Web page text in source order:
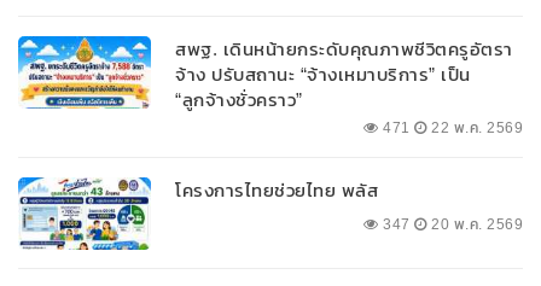
สพฐ. เดินหน้ายกระดับคุณภาพชีวิตครูอัตรา
จ้าง ปรับสถานะ “จ้างเหมาบริการ” เป็น
“ลูกจ้างชั่วคราว”
471 22 พ.ค. 2569
โครงการไทยช่วยไทย พลัส
347 20 พ.ค. 2569